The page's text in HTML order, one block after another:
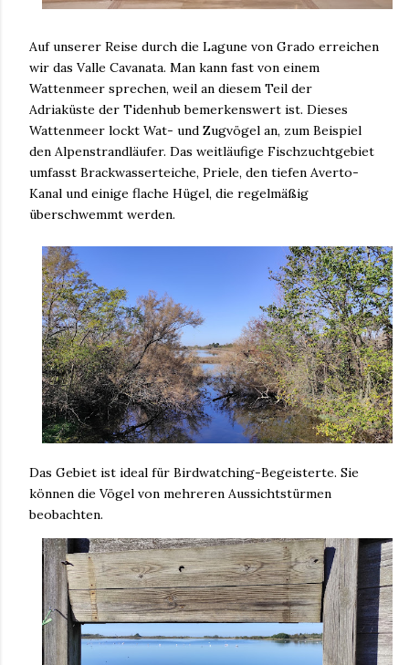
Auf unserer Reise durch die Lagune von Grado erreichen
wir das Valle Cavanata. Man kann fast von einem
Wattenmeer sprechen, weil an diesem Teil der
Adriaküste der Tidenhub bemerkenswert ist. Dieses
Wattenmeer lockt Wat- und Zugvögel an, zum Beispiel
den Alpenstrandläufer. Das weitläufige Fischzuchtgebiet
umfasst Brackwasserteiche, Priele, den tiefen Averto-
Kanal und einige flache Hügel, die regelmäßig
überschwemmt werden.
Das Gebiet ist ideal für Birdwatching-Begeisterte. Sie
können die Vögel von mehreren Aussichtstürmen
beobachten.